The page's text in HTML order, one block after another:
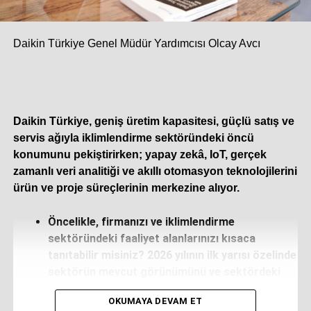
KAÇIRMAYIN
Daikin Türkiye Genel Müdür Yardımcısı Olcay Avcı
Daikin Türkiye, geniş üretim kapasitesi, güçlü satış ve
servis ağıyla iklimlendirme sektöründeki öncü
konumunu pekiştirirken; yapay zekâ, IoT, gerçek
zamanlı veri analitiği ve akıllı otomasyon teknolojilerini
ürün ve proje süreçlerinin merkezine alıyor.
Öncelikle, firmanızı ve iklimlendirme
sektöründeki faaliyet alanlarınızı kısaca
tanıtabilir misiniz? 2026 yılının ilk yarısı özelinde
konumunuzu nasıl değerlendiriyorsunuz?
OKUMAYA DEVAM ET